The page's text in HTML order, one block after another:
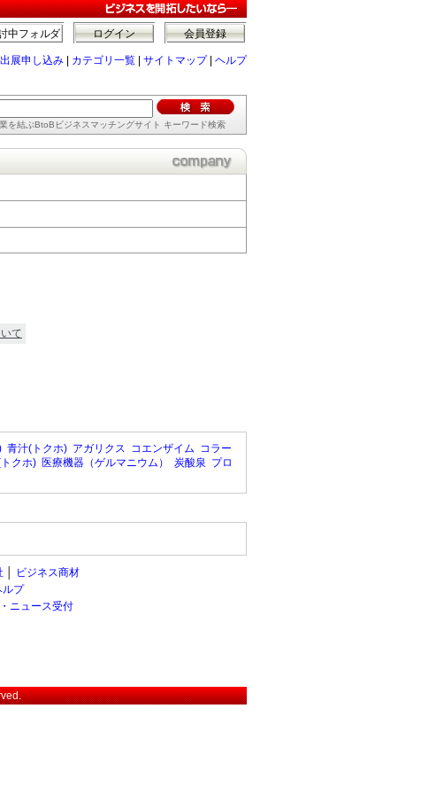
会員登録
ログイン
中フォルダ
出展申し込み カテゴリ一覧 サイトマップ| ヘルプ
を結ぶBtoBビジネスマッチングサイト キーワード検索
て
青汁(トクホ) アガリクス コエンザイム コラー
クホ) 医療機器（ゲルマニウム） 炭酸泉 プロ
ビジネス商材
ルプ
ニュース受付